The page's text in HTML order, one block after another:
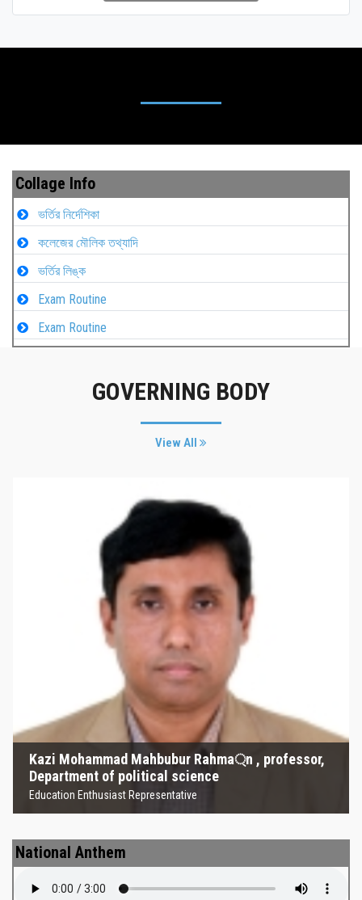
Collage Info
ভর্তির নির্দেশিকা
কলেজের মৌলিক তথ্যাদি
ভর্তির লিঙ্ক
Exam Routine
Exam Routine
GOVERNING BODY
View All
Kazi Mohammad Mahbubur Rahma্‌n , professor,
Department of political science
Education Enthusiast Representative
Kazi Mohammad Mahbubur
Rahma্‌n , professor, Department
of political science
Education Enthusiast Representative
National Anthem